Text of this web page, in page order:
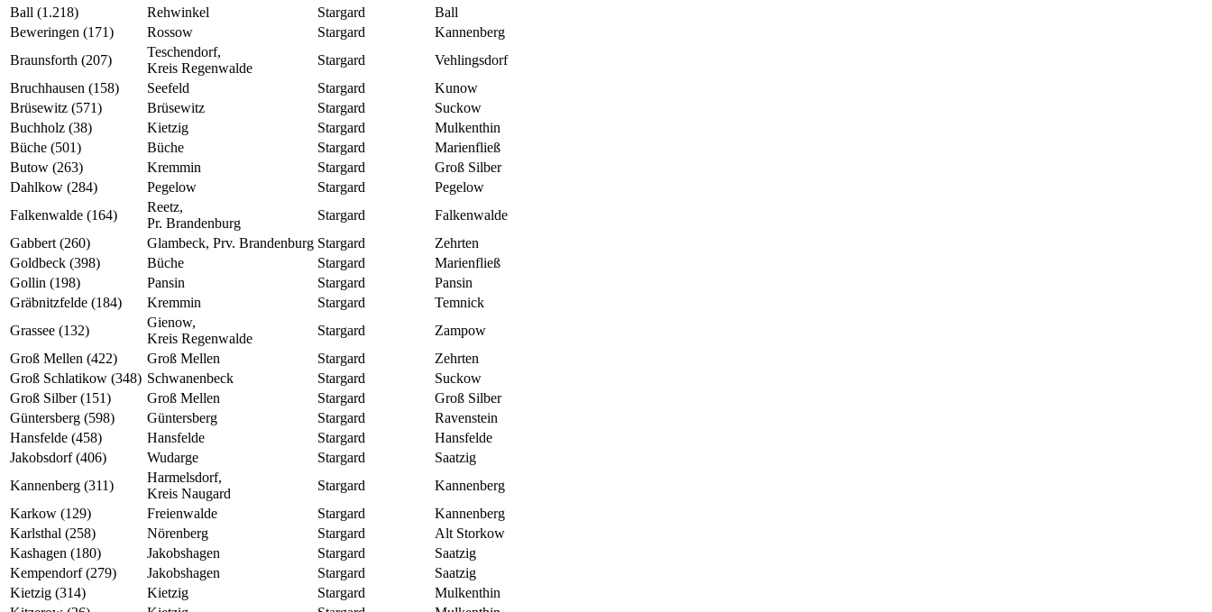
Ball (1.218)
Rehwinkel Stargard
Ball
Beweringen (171)
Rossow Stargard
Kannenberg
Braunsforth (207)
Teschendorf,
Kreis Regenwalde
Stargard
Vehlingsdorf
Bruchhausen (158)
Seefeld Stargard
Kunow
Brüsewitz (571)
Brüsewitz Stargard
Suckow
Buchholz (38)
Kietzig Stargard
Mulkenthin
Büche (501)
Büche Stargard
Marienfließ
Butow (263)
Kremmin Stargard
Groß Silber
Dahlkow (284)
Pegelow Stargard
Pegelow
Falkenwalde (164)
Reetz,
Pr. Brandenburg
Stargard
Falkenwalde
Gabbert (260)
Glambeck, Prv. Brandenburg Stargard
Zehrten
Goldbeck (398)
Büche Stargard
Marienfließ
Gollin (198)
Pansin Stargard
Pansin
Gräbnitzfelde (184)
Kremmin Stargard
Temnick
Grassee (132)
Gienow,
Kreis Regenwalde
Stargard
Zampow
Groß Mellen (422)
Groß Mellen Stargard
Zehrten
Groß Schlatikow (348) Schwanenbeck Stargard
Suckow
Groß Silber (151)
Groß Mellen Stargard
Groß Silber
Güntersberg (598)
Güntersberg Stargard
Ravenstein
Hansfelde (458)
Hansfelde Stargard
Hansfelde
Jakobsdorf (406)
Wudarge Stargard
Saatzig
Kannenberg (311)
Harmelsdorf,
Kreis Naugard
Stargard
Kannenberg
Karkow (129)
Freienwalde Stargard
Kannenberg
Karlsthal (258)
Nörenberg Stargard
Alt Storkow
Kashagen (180)
Jakobshagen Stargard
Saatzig
Kempendorf (279)
Jakobshagen Stargard
Saatzig
Kietzig (314)
Kietzig Stargard
Mulkenthin